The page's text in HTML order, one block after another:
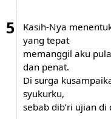
5
Kasih-Nya
yang tepat
memanggil aku
dan penat.
Di surga
syukurku,
sebab dib’ri ujian